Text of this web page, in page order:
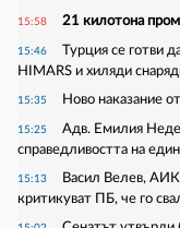
15:58 21 килотона
15:46
Турция се готви
HIMARS и хиляди
15:35 Ново наказание
15:25
Адв. Емилия
справедливостта на
15:13
Васил Велев,
критикуват ПБ, че го